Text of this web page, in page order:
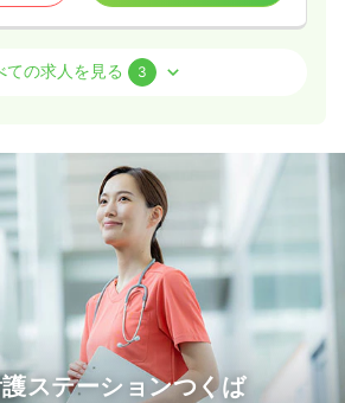
休憩60分）
円以上可
詳細を見る
訪問看護
ての求人を見る 3
ステーションつくば